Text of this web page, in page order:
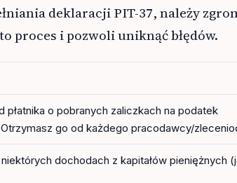
deklaracji PIT-37, należy
proces i pozwoli uniknąć błędów.
płatnika o pobranych zaliczkach na podatek
go od każdego pracodawcy/
dochodach z kapitałów pieniężnych